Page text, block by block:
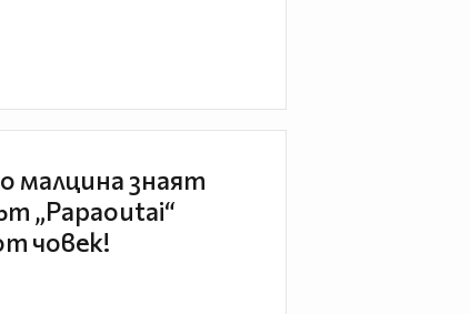
малцина знаят
„Papaoutai“
човек!